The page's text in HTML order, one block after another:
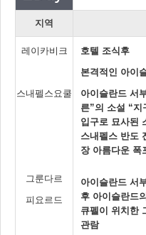
지역
레이카비크
스내펠스요쿨
그룬다르
피요르드
호텔 조식후
본격적인 아이
아이슬란드 서
른”의 소설 “지
입구로 묘사된
스내펠스 반도
장 아름다운 폭
아이슬란드 서
후 아이슬란드
큐펠이 위치한
관람